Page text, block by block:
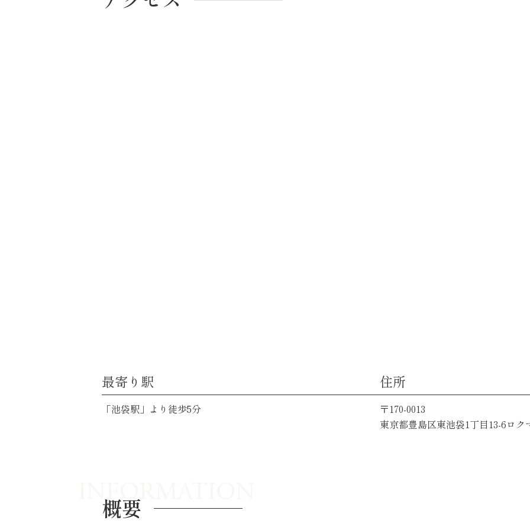
最寄り駅
「池袋駅」より徒歩5分
住所
〒170-0013
東京都豊島区東池袋1丁目13-6ロク
概要
INFORMATION